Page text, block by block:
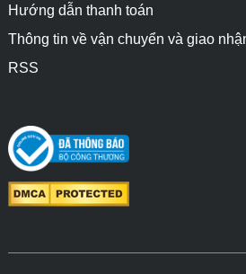
Hướng dẫn thanh toán
Thông tin về vận chuyển và giao
RSS